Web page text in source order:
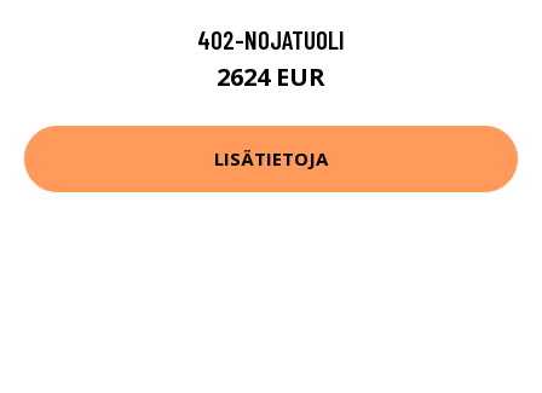
402-NOJATUOLI
2624 EUR
LISÄTIETOJA